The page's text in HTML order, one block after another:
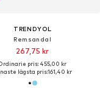
TRENDYOL
Remsandal
267,75 kr
pris: 455,00 kr
lägsta pris:161,40 kr